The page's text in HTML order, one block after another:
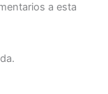
a esta